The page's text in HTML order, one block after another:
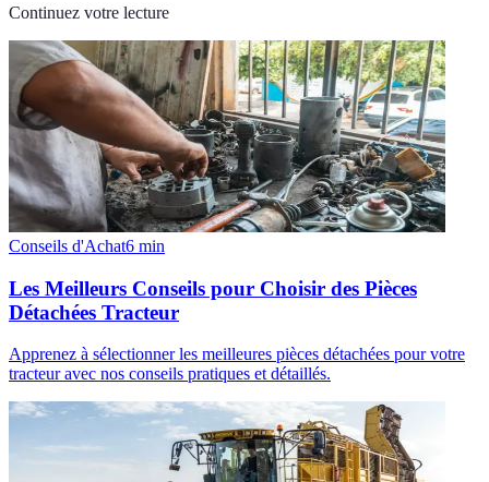
Continuez votre lecture
Conseils d'Achat6 min
Les Meilleurs Conseils pour Choisir des Pièces
Détachées Tracteur
Apprenez à sélectionner les meilleures pièces détachées pour votre
tracteur avec nos conseils pratiques et détaillés.